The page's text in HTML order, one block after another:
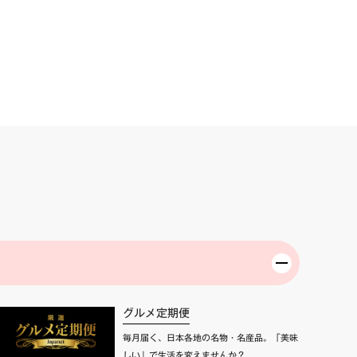
グルメ定期便
毎月届く、日本各地の名物・名産品。「美味